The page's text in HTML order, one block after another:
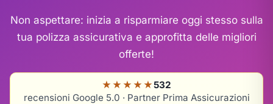
Non aspettare: inizia a risparmiare oggi stesso sulla
tua polizza assicurativa e approfitta delle migliori
offerte!
★★★★★532
recensioni Google 5.0 · Partner Prima Assicurazioni